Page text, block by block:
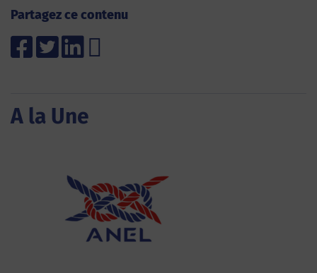
Partagez ce contenu
A la Une